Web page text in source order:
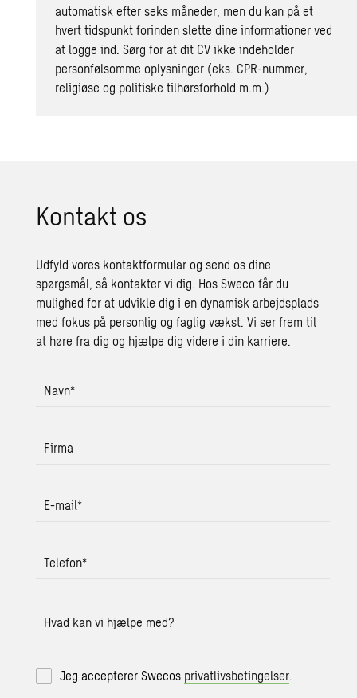
automatisk efter seks måneder, men du kan på et
hvert tidspunkt forinden slette dine informationer ved
at logge ind. Sørg for at dit CV ikke indeholder
personfølsomme oplysninger (eks. CPR-nummer,
religiøse og politiske tilhørsforhold m.m.)
Kon­takt os
Udfyld vores kontaktformular og send os dine
spørgsmål, så kontakter vi dig. Hos Sweco får du
mulighed for at udvikle dig i en dynamisk arbejdsplads
med fokus på personlig og faglig vækst. Vi ser frem til
at høre fra dig og hjælpe dig videre i din karriere.
Navn*
Firma
E-mail*
Telefon*
Hvad kan vi hjælpe med?
Jeg accepterer Swecos privatlivsbetingelser.